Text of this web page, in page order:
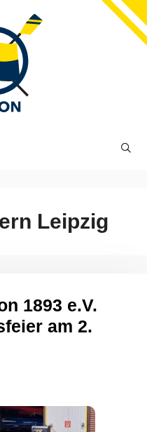
Leipzig
1893 e.V.
am 2.